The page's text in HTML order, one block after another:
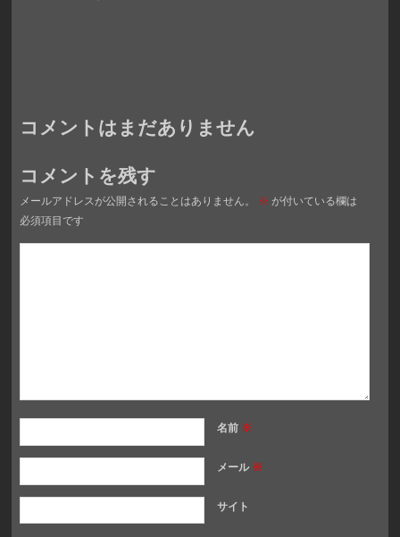
コメントはまだありません
コメントを残す
メールアドレスが公開されることはありません。 ※ が付いている欄は
必須項目です
名前 ※
メール※
サイト